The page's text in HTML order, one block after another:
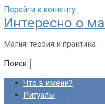
Перейти к контенту
Интересно о
Магия: теория и практика
Поиск:
Что в имени?
Ритуалы